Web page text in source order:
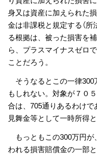
身又は資産に加えられた
金は非課税と規定する（
る根拠は、被った損害を
ら、プラスマイナスゼロ
ことだろう。
そうなるとこの一律300
もしれない。対象が７０
合は、705通りあるわけ
見舞金等として一時所得
もっともこの300万円が
われる損害賠償金の一部